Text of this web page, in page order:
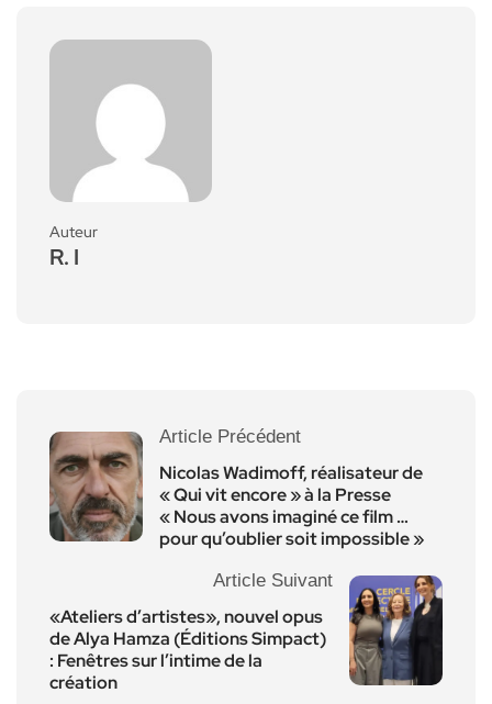
Auteur
R. I
Article Précédent
Nicolas Wadimoff, réalisateur de
« Qui vit encore » à la Presse
« Nous avons imaginé ce film …
pour qu’oublier soit impossible »
Article Suivant
«Ateliers d’artistes», nouvel opus
de Alya Hamza (Éditions Simpact)
: Fenêtres sur l’intime de la
création